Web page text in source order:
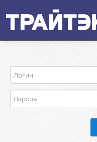
РЕШЕНИЕ
КАМЕРЫ
ДЕМО